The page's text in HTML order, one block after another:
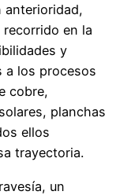
anterioridad,
en la
y
a los procesos
cobre,
planchas
ellos
trayectoria.
un